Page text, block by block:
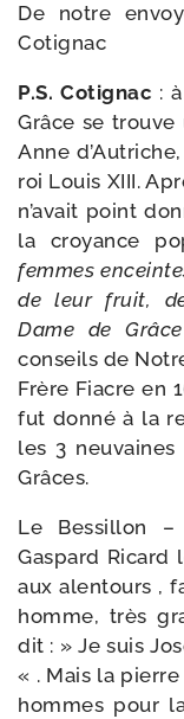
De notre
Cotignac
P.S. Cotignac :
Grâce se
Anne
roi Louis XIII.
n’a­vait point
la croyance
femmes
de leur fruit,
Dame de
conseils de
Frère Fiacre en
fut don­né à la
les 3
Grâces.
Le Bessillon
Gaspard Ricard
aux alen­tours ,
homme, très
dit : » Je suis
« . Mais la
hommes pour